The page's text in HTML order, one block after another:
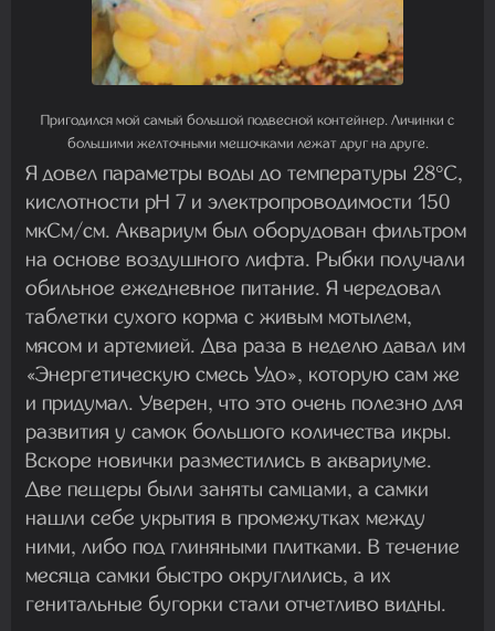
Пригодился мой самый большой подвесной контейнер. Личинки с
большими желточными мешочками лежат друг на друге.
Я довел параметры воды до температуры 28°C,
кислотности pH 7 и электропроводимости 150
мкСм/см. Аквариум был оборудован фильтром
на основе воздушного лифта. Рыбки получали
обильное ежедневное питание. Я чередовал
таблетки сухого корма с живым мотылем,
мясом и артемией. Два раза в неделю давал им
«Энергетическую смесь Удо», которую сам же
и придумал. Уверен, что это очень полезно для
развития у самок большого количества икры.
Вскоре новички разместились в аквариуме.
Две пещеры были заняты самцами, а самки
нашли себе укрытия в промежутках между
ними, либо под глиняными плитками. В течение
месяца самки быстро округлились, а их
генитальные бугорки стали отчетливо видны.